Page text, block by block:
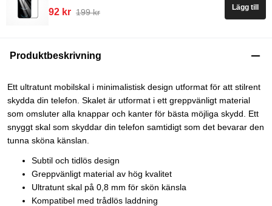
92 kr 199 kr
Lägg till
Produktbeskrivning
Ett ultratunt mobilskal i minimalistisk design utformat för att stilrent
skydda din telefon. Skalet är utformat i ett greppvänligt material
som omsluter alla knappar och kanter för bästa möjliga skydd. Ett
snyggt skal som skyddar din telefon samtidigt som det bevarar den
tunna sköna känslan.
Subtil och tidlös design
Greppvänligt material av hög kvalitet
Ultratunt skal på 0,8 mm för skön känsla
Kompatibel med trådlös laddning